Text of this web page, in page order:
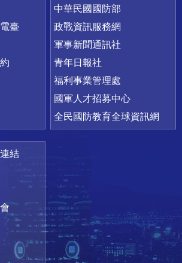
臺
中華民國國防部
政戰資訊服務網
軍事新聞通訊社
青年日報社
福利事業管理處
國軍人才招募中心
全民國防教育全球資訊網
結